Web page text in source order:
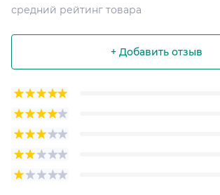
средний рейтинг товара
+ Добавить отзыв